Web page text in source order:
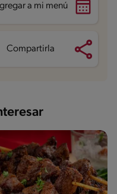
a mi menú
Compartirla